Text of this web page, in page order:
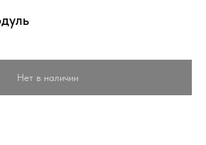
Нет в наличии